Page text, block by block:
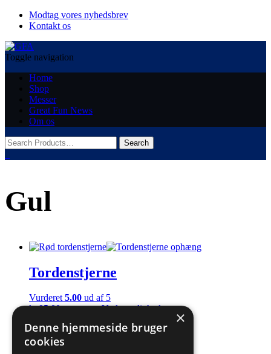
Modtag vores nyhedsbrev
Kontakt os
Toggle navigation
Home
Shop
Messer
Great Fun News
Om os
Gul
Tordenstjerne
Vurderet5.00 ud af 5
kr.95,00 Vælg mulighederDette
vare
Øreringe med tulipaner
×
Denne hjemmeside bruger
cookies